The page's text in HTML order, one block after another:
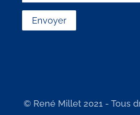
© René Millet 2021 - Tous